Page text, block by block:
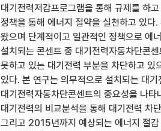
대기전력저감프로그램을 통해 규제를 하
정책을 통해 에너지 절약을 실천하고 있다
왔으며 단계적이고 일관적인 정책으로 에
설치되는 콘센트 중 대기전력자동차단콘
못하고 있는 대기전력 부분을 차단하고 있
있다. 본 연구는 의무적으로 설치되는 대
대기전력자동차단콘센트의 중요성을 나
대기전력의 비교분석을 통해 대기전력 차
그리고 2015년까지 예상되는 에너지 절